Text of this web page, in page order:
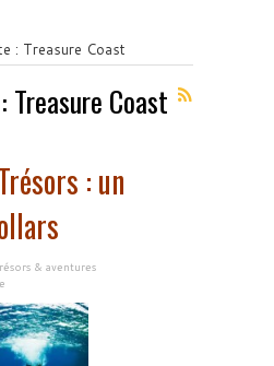
: Treasure Coast
Treasure Coast
: un
& aventures